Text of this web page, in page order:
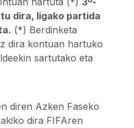
dira, ligako partida
(*) Berdinketa
dira kontuan hartuko
sartutako eta
diren Azken Faseko
dira FIFAren